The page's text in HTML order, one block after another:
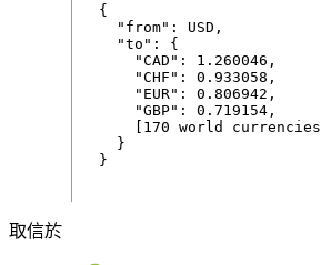
{
" from" : USD ,
"to " :
{
"CAD " : 1 . 260046 ,
"CHF " : 0 . 933058 ,
" EUR" : 0 . 806942 ,
"GBP" : 0 . 719154 ,
[ 170 world currencies
}
}
取信於